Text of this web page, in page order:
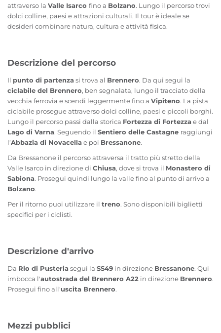
attraverso la Valle Isarco fino a Bolzano. Lungo il percorso trovi
dolci colline, paesi e attrazioni culturali. Il tour è ideale se
desideri combinare natura, cultura e attività fisica.
Descrizione del percorso
Il punto di partenza si trova al Brennero. Da qui segui la
ciclabile del Brennero, ben segnalata, lungo il tracciato della
vecchia ferrovia e scendi leggermente fino a Vipiteno. La pista
ciclabile prosegue attraverso dolci colline, paesi e piccoli borghi.
Lungo il percorso passi dalla storica Fortezza di Fortezza e dal
Lago di Varna. Seguendo il Sentiero delle Castagne raggiungi
l’Abbazia di Novacella e poi Bressanone.
Da Bressanone il percorso attraversa il tratto più stretto della
Valle Isarco in direzione di Chiusa, dove si trova il Monastero di
Sabiona. Prosegui quindi lungo la valle fino al punto di arrivo a
Bolzano.
Per il ritorno puoi utilizzare il treno. Sono disponibili biglietti
specifici per i ciclisti.
Descrizione d'arrivo
Da Rio di Pusteria segui la SS49 in direzione Bressanone. Qui
imbocca l'autostrada del Brennero A22 in direzione Brennero.
Prosegui fino all'uscita Brennero.
Mezzi pubblici